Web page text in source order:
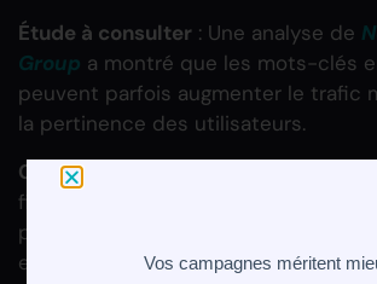
Étude à consulter : Une analyse de
Group a montré que les mots-clés
peuvent parfois augmenter le trafic
la pertinence des utilisateurs.
Conseil
filtrez les mots-clés en fonction de
pour votre cible. Testez-les dans une
expérimentale avant de les intégrer
Vos campagnes méritent